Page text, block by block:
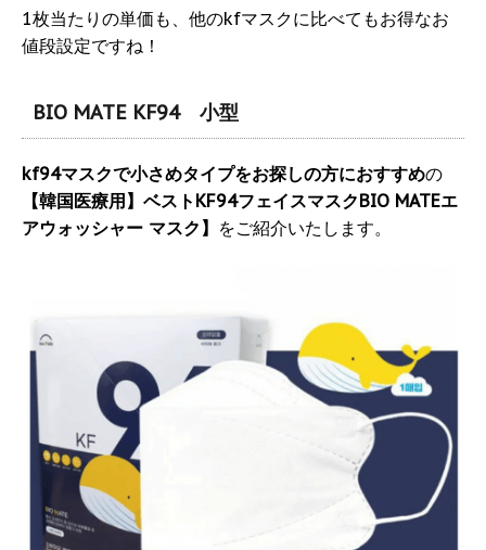
1枚当たりの単価も、他のkfマスクに比べてもお得なお
値段設定ですね！
BIO MATE KF94 小型
kf94マスクで小さめタイプをお探しの方におすすめの
【韓国医療用】ベストKF94フェイスマスクBIO MATEエ
アウォッシャー マスク】 をご紹介いたします。